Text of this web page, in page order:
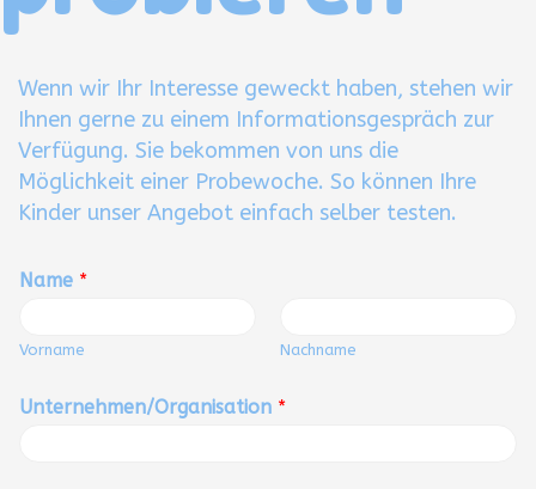
Wenn wir Ihr Interesse geweckt haben, stehen wir
Ihnen gerne zu einem Informationsgespräch zur
Verfügung. Sie bekommen von uns die
Möglichkeit einer Probewoche. So können Ihre
Kinder unser Angebot einfach selber testen.
Name *
Vorname Nachname
Unternehmen/Organisation *